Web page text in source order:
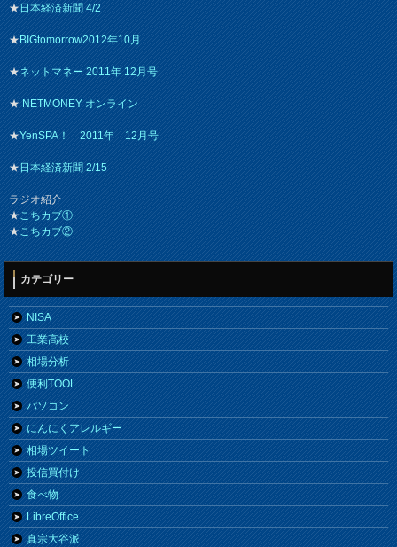
★日本経済新聞 4/2
★BIGtomorrow2012年10月
★ネットマネー 2011年 12月号
★NETMONEY オンライン
★YenSPA！ 2011年 12月号
★日本経済新聞 2/15
ラジオ紹介
★こちカブ①
★こちカブ②
カテゴリー
NISA
工業高校
相場分析
便利TOOL
パソコン
にんにくアレルギー
相場ツイート
投信買付け
食べ物
LibreOffice
真宗大谷派